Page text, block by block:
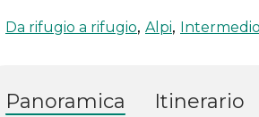
Da rifugio a rifugio, Alpi, Intermedio
Panoramica Itinerario